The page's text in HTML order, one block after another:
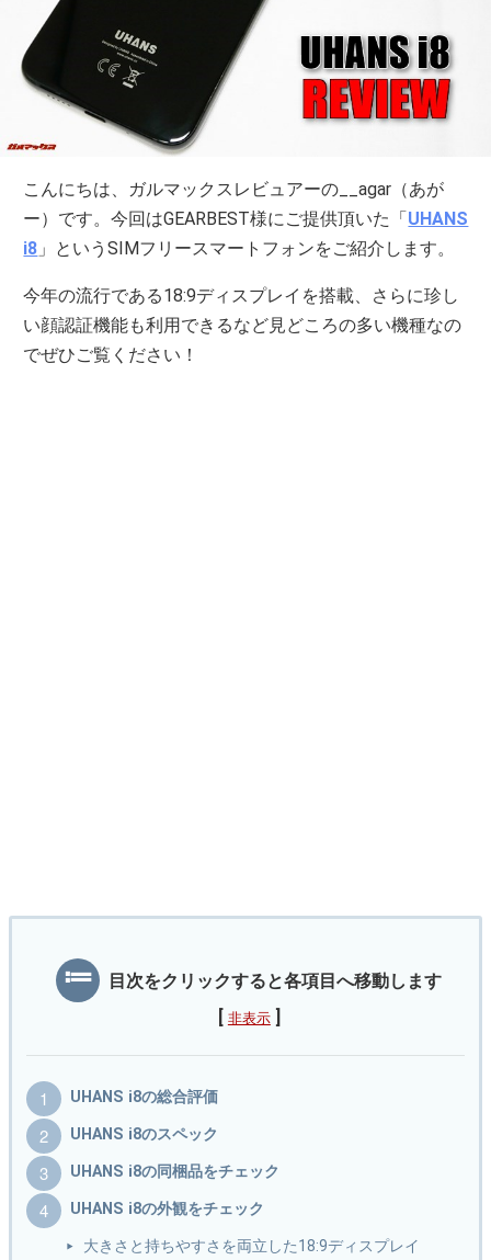
こんにちは、ガルマックスレビュアーの__agar（あが
ー）です。今回はGEARBEST様にご提供頂いた「 UHANS
i8 」というSIMフリースマートフォンをご紹介します。
今年の流行である18:9ディスプレイを搭載、さらに珍し
い顔認証機能も利用できるなど見どころの多い機種なの
でぜひご覧ください！
目次をクリックすると各項目へ移動します
非表示
UHANS i8の総合評価
UHANS i8のスペック
UHANS i8の同梱品をチェック
UHANS i8の外観をチェック
大きさと持ちやすさを両立した18:9ディスプレイ